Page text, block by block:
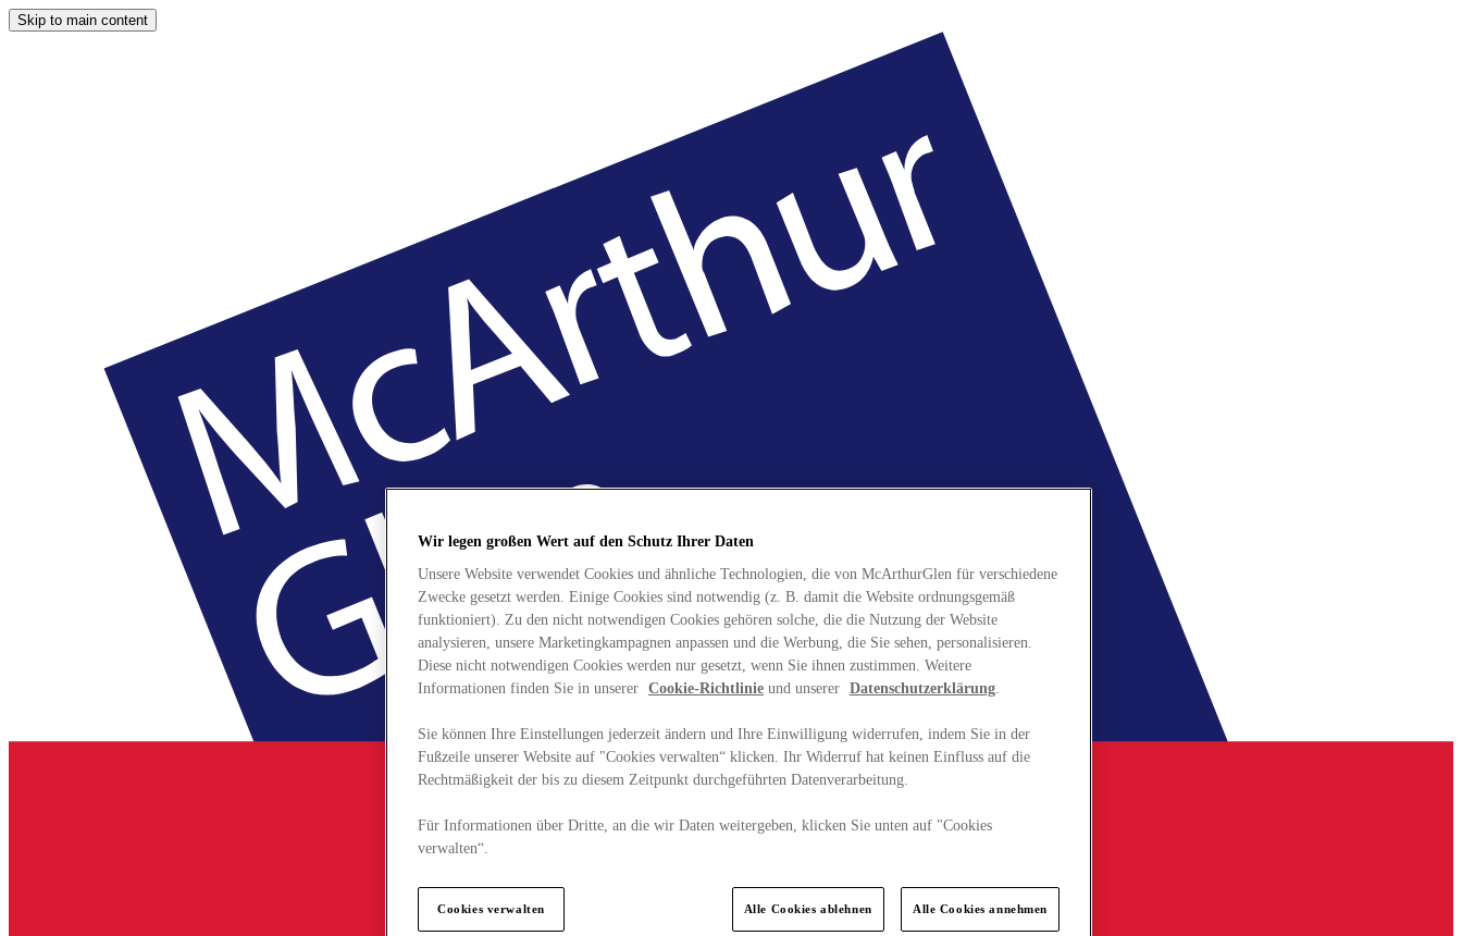
Skip to main content
Wir legen großen Wert auf den Schutz Ihrer Daten
Unsere Website verwendet Cookies und ähnliche Technologien, die von McArthurGlen für verschiedene
Zwecke gesetzt werden. Einige Cookies sind notwendig (z. B. damit die Website ordnungsgemäß
funktioniert). Zu den nicht notwendigen Cookies gehören solche, die die Nutzung der Website
analysieren, unsere Marketingkampagnen anpassen und die Werbung, die Sie sehen, personalisieren.
Diese nicht notwendigen Cookies werden nur gesetzt, wenn Sie ihnen zustimmen. Weitere
Informationen finden Sie in unserer Cookie-Richtlinie und unserer Datenschutzerklärung.
Sie können Ihre Einstellungen jederzeit ändern und Ihre Einwilligung widerrufen, indem Sie in der
Fußzeile unserer Website auf "Cookies verwalten“ klicken. Ihr Widerruf hat keinen Einfluss auf die
Rechtmäßigkeit der bis zu diesem Zeitpunkt durchgeführten Datenverarbeitung.
Für Informationen über Dritte, an die wir Daten weitergeben, klicken Sie unten auf "Cookies
verwalten“.
Cookies verwalten Alle Cookies ablehnen Alle Cookies annehmen